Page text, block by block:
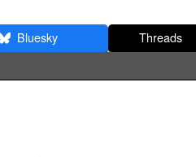
Bluesky Threads